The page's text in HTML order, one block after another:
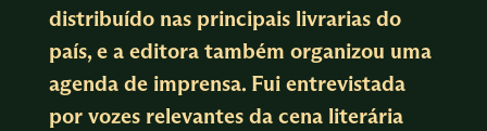
distribuído nas principais livrarias do
país, e a editora também organizou uma
agenda de imprensa. Fui entrevistada
por vozes relevantes da cena literária